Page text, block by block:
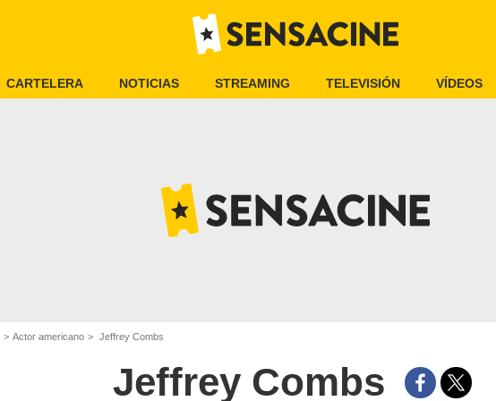
CARTELERA NOTICIAS STREAMING TELEVISIÓN VÍDEOS
Actor americano Jeffrey Combs
Jeffrey Combs